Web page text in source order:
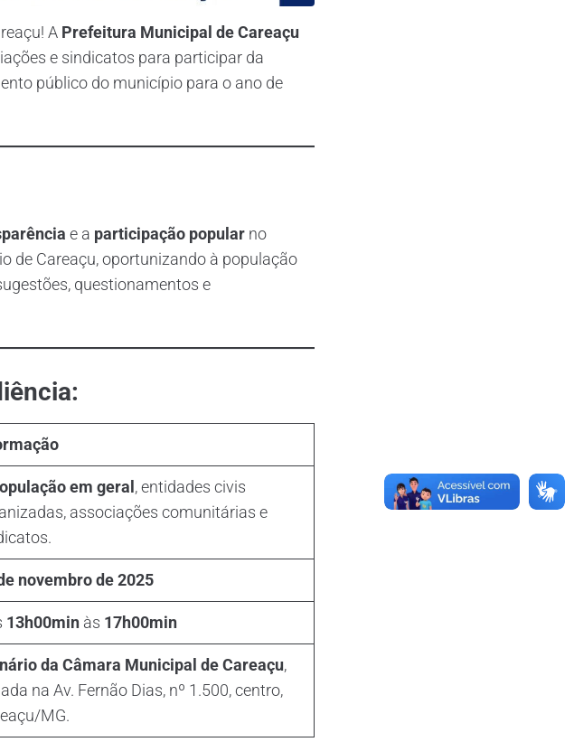
A Prefeitura Municipal de Careaçu
e sindicatos para participar da
público do município para o ano de
e a participação popular no
de Careaçu, oportunizando à população
questionamentos e
em geral , entidades civis
associações comunitárias e
novembro de 2025
13h00min às 17h00min
da Câmara Municipal de Careaçu,
na Av. Fernão Dias, nº 1.500, centro,
MG.